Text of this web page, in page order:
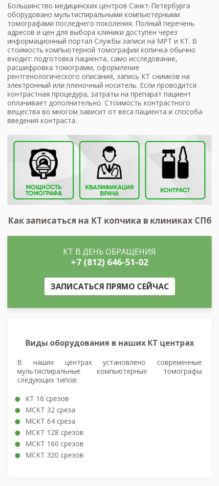
Большинство медицинских центров Санкт-Петербурга
оборудовано мультиспиральными компьютерными
томографами последнего поколения. Полный перечень
адресов и цен для выбора клиники доступен через
информационный портал Службы записи на МРТ и КТ. В
стоимость компьютерной томографии копичка обычно
входит: подготовка пациента, само исследование,
расшифровка томограмм, оформление
рентгенологического описания, запись КТ снимков на
электронный или пленочный носитель. Если проводится
контрастная процедура, затраты на препарат пациент
оплачивает дополнительно. Стоимость контрастного
вещества во многом зависит от веса пациента и способа
введения контраста.
Как записаться на КТ копчика в клиниках СПб
КТ В ДЕНЬ ОБРАЩЕНИЯ
+7 (812) 646-51-02
ЗАПИСАТЬСЯ ПРЯМО СЕЙЧАС
Виды оборудования в наших КТ центрах
В наших центрах установлено современные
мультиспиральные компьютерные томографы
следующих типов:
КТ 16 срезов
МСКТ 32 среза
МСКТ 64 среза
МСКТ 128 срезов
МСКТ 160 срезов
МСКТ 320 срезов